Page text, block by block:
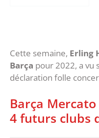
Cette semaine, Erling
Barça pour 2022, a vu
déclaration folle
Barça
4 futurs clubs